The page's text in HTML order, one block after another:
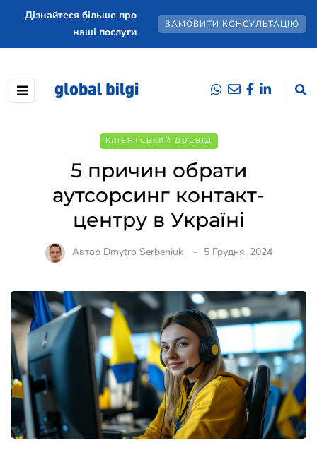
Дізнайтеся більше про
наші послуги
ЗАМОВИТИ КОНСУЛЬТАЦІЮ
КЛІЄНТСЬКИЙ ДОСВІД
5 причин обрати
аутсорсинг контакт-
центру в Україні
Автор Dmytro Serbeniuk 5 Грудня, 2024